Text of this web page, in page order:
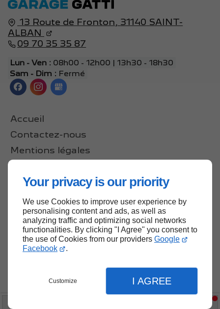
Your privacy is our priority
We use Cookies to improve user experience by
personalising content and ads, as well as
analyzing traffic and optimizing social networks
functionalities. By clicking "I Agree" you consent to
the use of Cookies from our providers Google
Facebook
.
Customize I AGREE
13 Route de Fronton, 31140 SAINT-
ALBAN
09 70 35 35 87
Lun - Ven : 08h00 - 12h00 | 13h30 - 18h30
Sam - Dim : Fermé
Accueil
Contactez-nous
Mentions légales
Haut de page